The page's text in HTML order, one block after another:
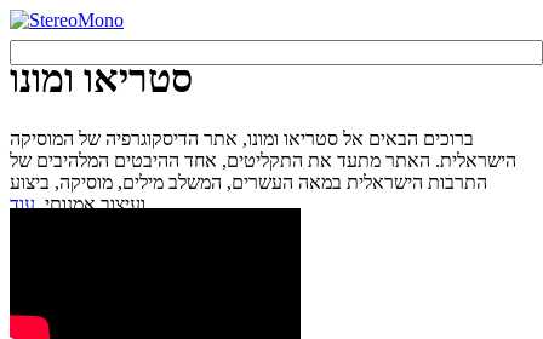
סטריאו ומונו
ברוכים הבאים אל סטריאו ומונו, אתר הדיסקוגרפיה של המוסיקה
הישראלית. האתר מתעד את התקליטים, אחד ההיבטים המלהיבים של
התרבות הישראלית במאה העשרים, המשלב מילים, מוסיקה, ביצוע
ועיצוב אמנותי.עוד...